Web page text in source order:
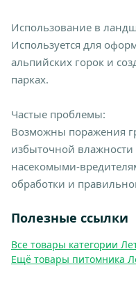
Использование в
Используется для
альпийских горок и
парках.
Частые проблемы:
Возможны поражения
избыточной
насекомыми-
обработки и
Полезные ссылки
Все товары категории
Ещё товары питомника